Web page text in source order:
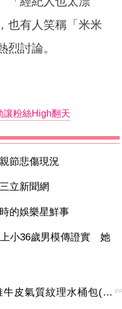
也有人笑稱「米米
烈討論。
讓粉絲High翻天
節悲傷現況
立新聞網
的娛樂星鮮事
小36歲男模傳證實 她
女真皮包 手提包 斜背包 優雅牛皮氣質紋理水桶包(2色)【XBO7950112】＊艾美時尚(現+預)